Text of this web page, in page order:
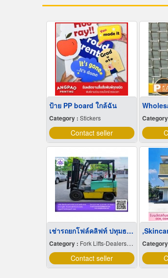
ป้าย PP board ใกล้ฉัน
Category : Stickers
Contact seller
เช่ารถยกโฟล์คลิฟท์ ปทุมธานี
Category : Fork Lifts-Dealers & Service
Contact seller